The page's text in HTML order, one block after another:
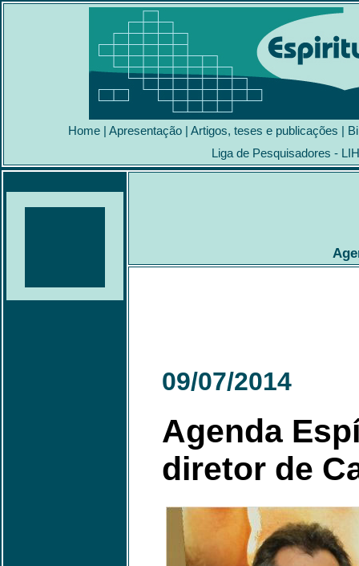
Home | Apresentação | Artigos, teses e publicações |
Liga de Pesquisadores -
09/07/2014
Agenda
diretor de